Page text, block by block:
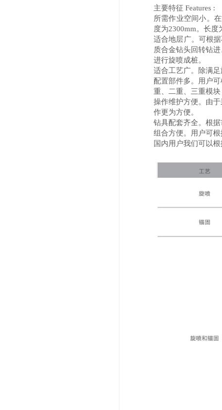
主要特征 Features :
所需作业空间小。
度为2300mm。长
适合地层广。可根
质合金钻头回转钻
进行旋喷成桩。
适合工艺广。除满
配置部件多。用户
重、二重、三重模
操作维护方便。由
作更为方便。
钻具配套齐全。根
组合方便。用户可
国内用户我们可以